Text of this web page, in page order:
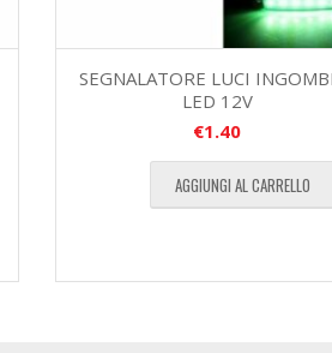
SEGNALATORE LUCI
LED 12V
€1.40
AGGIUNGI AL CARRELLO